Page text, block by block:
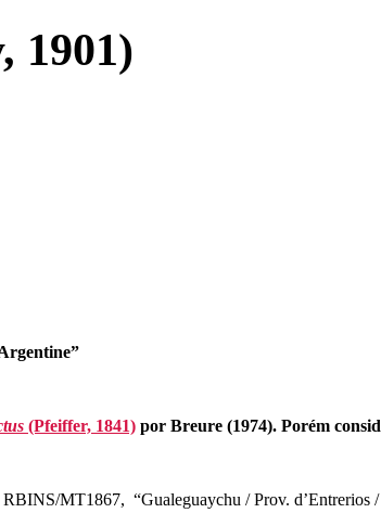
1901)
(Pfeiffer, 1841) por Breure (1974). Porém
MT1867, “Gualeguaychu / Prov. d’Entrerios